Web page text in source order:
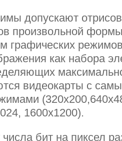
допускают
произвольной
графических
как набора
видеокарты с
1600x1200).
бит на пиксел